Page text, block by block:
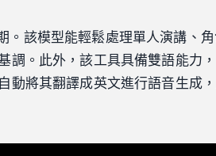
該模型能輕鬆處理單人演講、角
調。此外，該工具具備雙語能力
動將其翻譯成英文進行語音生成